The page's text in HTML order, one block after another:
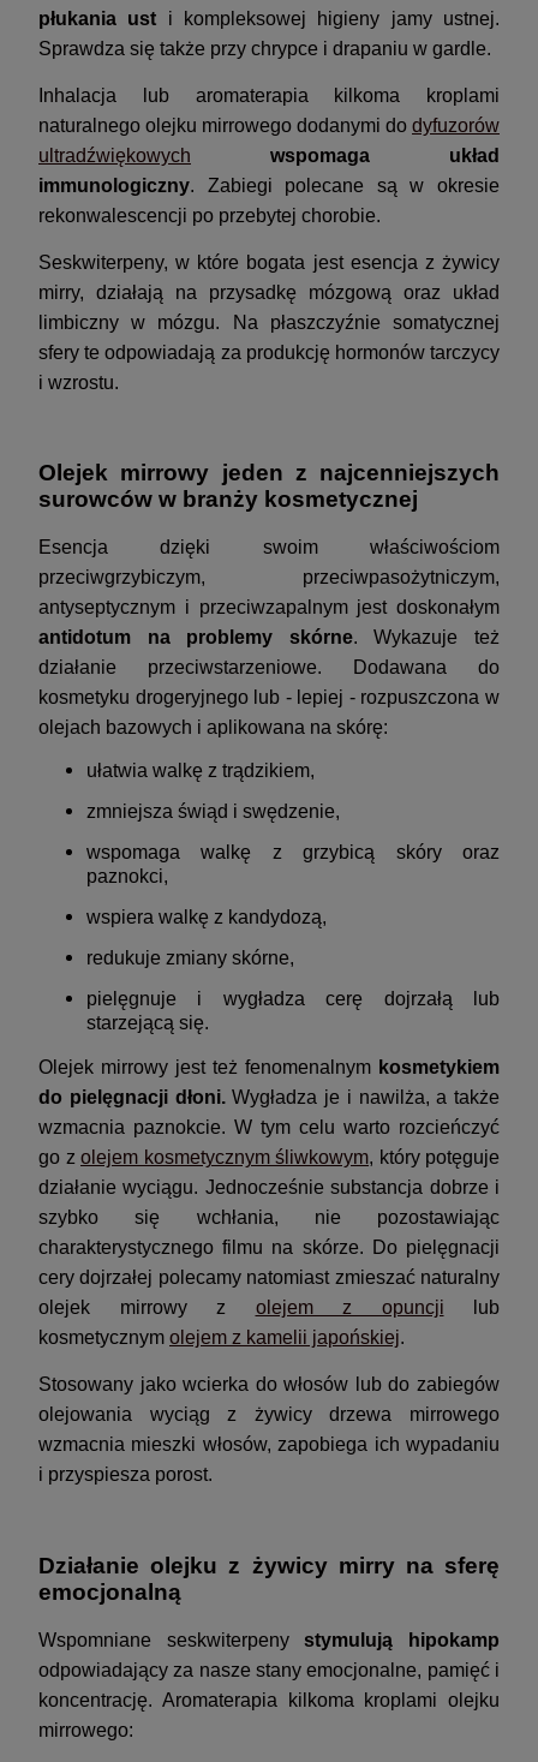
płukania ust i kompleksowej higieny jamy ustnej.
Sprawdza się także przy chrypce i drapaniu w gardle.
Inhalacja lub aromaterapia kilkoma kroplami
naturalnego olejku mirrowego dodanymi do dyfuzorów
ultradźwiękowych
wspomaga układ
immunologiczny. Zabiegi polecane są w okresie
rekonwalescencji po przebytej chorobie.
Seskwiterpeny, w które bogata jest esencja z żywicy
mirry, działają na przysadkę mózgową oraz układ
limbiczny w mózgu. Na płaszczyźnie somatycznej
sfery te odpowiadają za produkcję hormonów tarczycy
i wzrostu.
Olejek mirrowy jeden z najcenniejszych
surowców w branży kosmetycznej
Esencja dzięki swoim właściwościom
przeciwgrzybiczym, przeciwpasożytniczym,
antyseptycznym i przeciwzapalnym jest doskonałym
antidotum na problemy skórne. Wykazuje też
działanie przeciwstarzeniowe. Dodawana do
kosmetyku drogeryjnego lub - lepiej - rozpuszczona w
olejach bazowych i aplikowana na skórę:
ułatwia walkę z trądzikiem,
zmniejsza świąd i swędzenie,
wspomaga walkę z grzybicą skóry oraz
paznokci,
wspiera walkę z kandydozą,
redukuje zmiany skórne,
pielęgnuje i wygładza cerę dojrzałą lub
starzejącą się.
Olejek mirrowy jest też fenomenalnym kosmetykiem
do pielęgnacji dłoni.Wygładza je i nawilża, a także
wzmacnia paznokcie. W tym celu warto rozcieńczyć
go z olejem kosmetycznym śliwkowym, który potęguje
działanie wyciągu. Jednocześnie substancja dobrze i
szybko się wchłania, nie pozostawiając
charakterystycznego filmu na skórze. Do pielęgnacji
cery dojrzałej polecamy natomiast zmieszać naturalny
olejek mirrowy z olejem z opuncji lub
kosmetycznym olejem z kamelii japońskiej.
Stosowany jako wcierka do włosów lub do zabiegów
olejowania wyciąg z żywicy drzewa mirrowego
wzmacnia mieszki włosów, zapobiega ich wypadaniu
i przyspiesza porost.
Działanie olejku z żywicy mirry na sferę
emocjonalną
Wspomniane seskwiterpenystymulują hipokamp
odpowiadający za nasze stany emocjonalne, pamięć i
koncentrację. Aromaterapia kilkoma kroplami olejku
mirrowego: